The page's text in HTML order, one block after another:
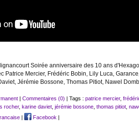
Soirée anniversaire des 10 ans
Patrice Mercier, Frédéric Bobin, Lily Luca,
Jérémie Bossone, Thomas Pitiot, Nawel
| Commentaires (0) | Tags : patrice mercier,
rocher, karine daviet, jérémie bossone, thomas pitiot,
| Facebook